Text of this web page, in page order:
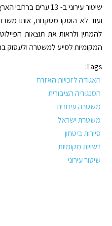
שיטור עירוני ב- 13
ועוד לא הוסקו מסקנות, אותו
להמתין ולראות את תוצאות
המקומיות לסייע למשטרה ולעסוק
Tags:
האגודה לזכויות האזרח
הסנגוריה הציבורית
משטרה עירונית
משטרת ישראל
סיירות ביטחון
רשויות מקומיות
שיטור עירוני